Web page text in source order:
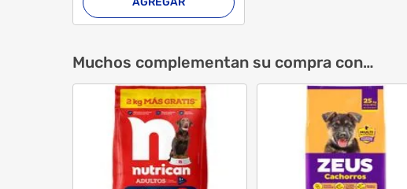
Muchos complementan su compra con…